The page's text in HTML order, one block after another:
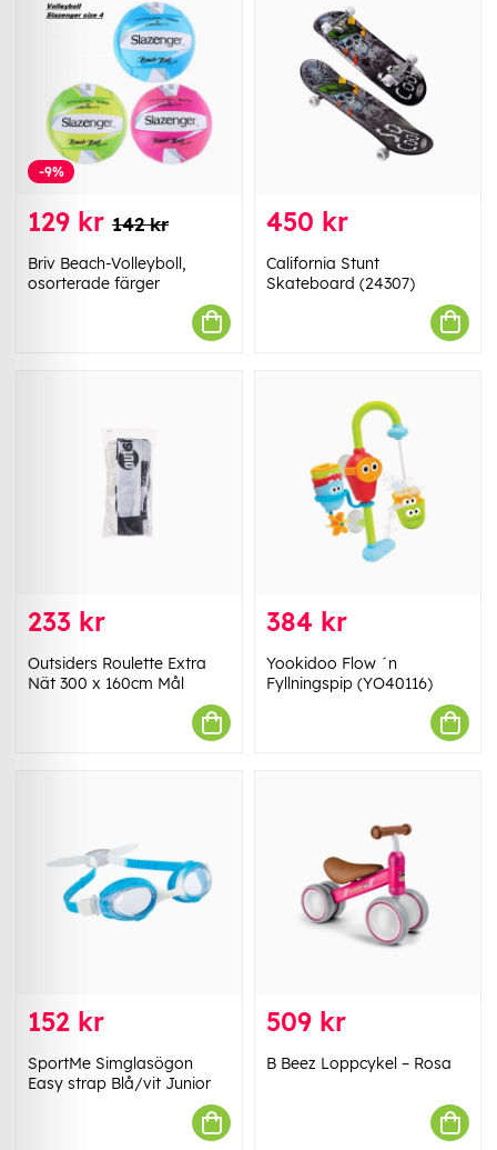
-9%
129 kr 142 kr
Briv Beach-Volleyboll,
osorterade färger
450 kr
California Stunt
Skateboard (24307)
233 kr
Outsiders Roulette Extra
Nät 300 x 160cm Mål
384 kr
Yookidoo Flow ´n
Fyllningspip (YO40116)
152 kr
SportMe Simglasögon
Easy strap Blå/vit Junior
509 kr
B Beez Loppcykel – Rosa